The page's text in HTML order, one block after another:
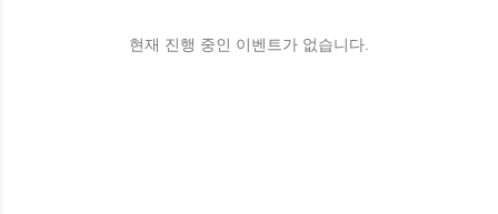
현재 진행 중인 이벤트가 없습니다.